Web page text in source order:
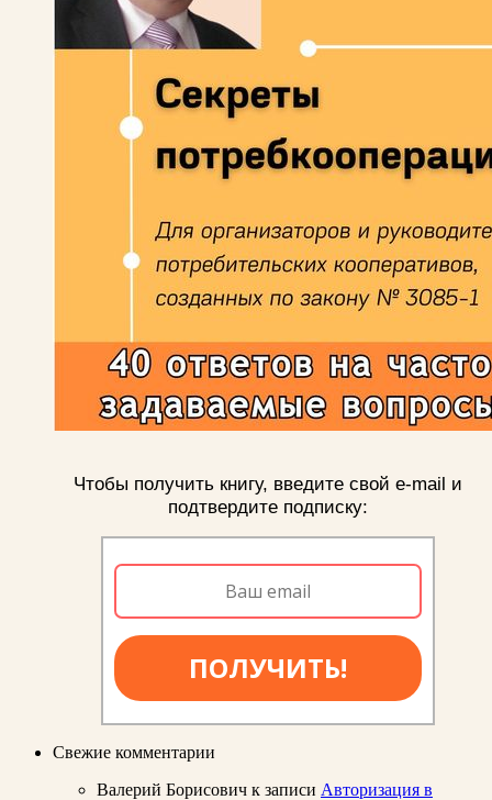
Чтобы получить книгу, введите свой e-mail и
подтвердите подписку:
ПОЛУЧИТЬ!
Свежие комментарии
Валерий Борисович к записи Авторизация в